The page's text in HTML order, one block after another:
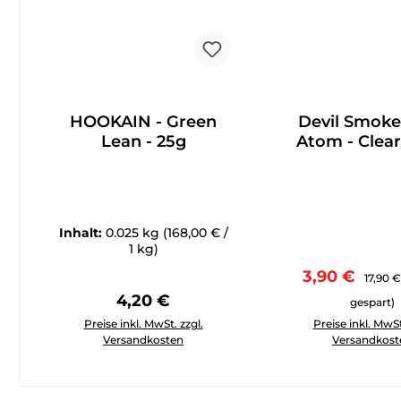
HOOKAIN - Green
Lean - 25g
Inhalt: 0.025 kg (168,00 € /
1 kg)
Regulärer Preis:
4,20 €
Preise inkl. MwSt. zzgl.
Versandkosten
Produkt Anzahl: Gib den gewünschten Wert ein
Devil
Atom -
3,90 € 17,90 €
gespart)
Preise inkl.
Produkt Anzahl: